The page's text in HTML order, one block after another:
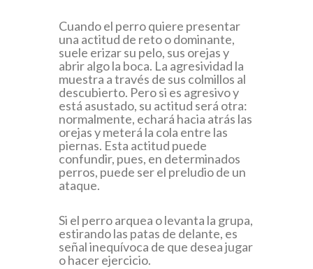
Cuando el perro quiere presentar
una actitud de reto o dominante,
suele erizar su pelo, sus orejas y
abrir algo la boca. La agresividad la
muestra a través de sus colmillos al
descubierto. Pero si es agresivo y
está asustado, su actitud será otra:
normalmente, echará hacia atrás las
orejas y meterá la cola entre las
piernas. Esta actitud puede
confundir, pues, en determinados
perros, puede ser el preludio de un
ataque.
Si el perro arquea o levanta la grupa,
estirando las patas de delante, es
señal inequívoca de que desea jugar
o hacer ejercicio.